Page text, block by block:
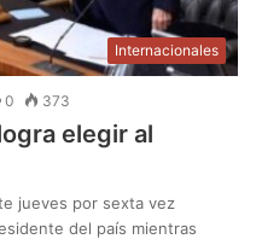
Internacionales
0 373
elegir al
jueves por sexta vez
del país mientras